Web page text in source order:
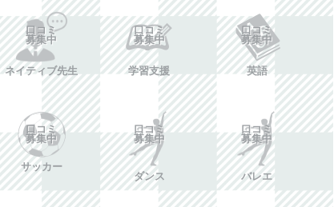
口コミ
募集中
ネイティブ先生
口コミ
募集中
学習支援
口コミ
募集中
英語
口コミ
募集中
サッカー
口コミ
募集中
ダンス
口コミ
募集中
バレエ